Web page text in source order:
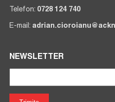
Telefon: 0728 124 740
E-mail:
NEWSLETTER